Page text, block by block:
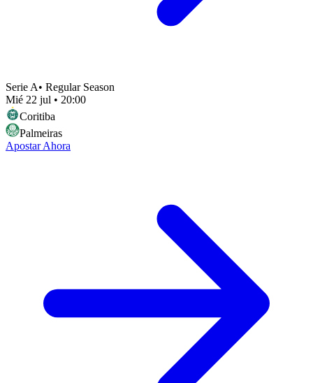
Serie A• Regular Season
Mié 22 jul • 20:00
Coritiba
Palmeiras
Apostar Ahora